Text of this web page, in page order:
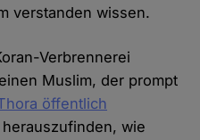
verstanden wissen.
Verbrennerei
Muslim, der prompt
öffentlich
herauszufinden, wie